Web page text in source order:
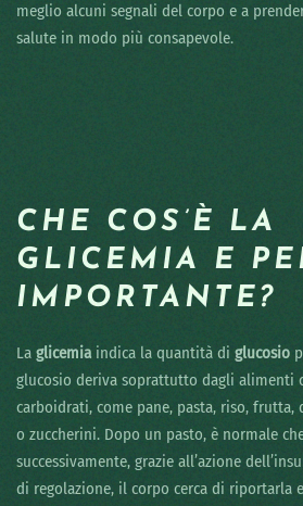
meglio alcuni segnali del corpo e a
salute in modo più consapevole.
CHE COS’È LA
GLICEMIA E
IMPORTANTE?
La glicemiaindica la quantità di glucosio
glucosio deriva soprattutto dagli alimenti
carboidrati, come pane, pasta, riso,
o zuccherini. Dopo un pasto, è normale
successivamente, grazie all’azione
di regolazione, il corpo cerca di riportarla